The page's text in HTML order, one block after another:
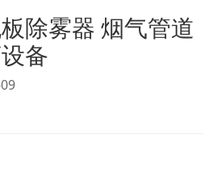
除雾器 烟气管道
备